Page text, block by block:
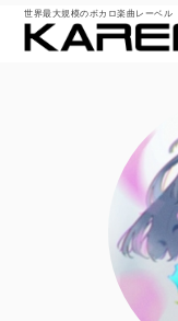
世界最大規模のボカロ楽曲レーベル